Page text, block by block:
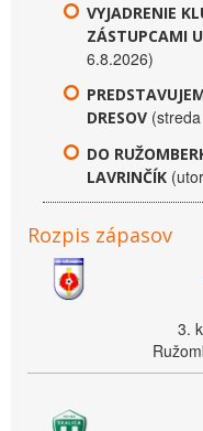
VYJADRENIE
ZÁSTUPCAMI
6.8.2026)
DRESOV
DO
LAVRINČÍK
Rozpis zápasov
3.